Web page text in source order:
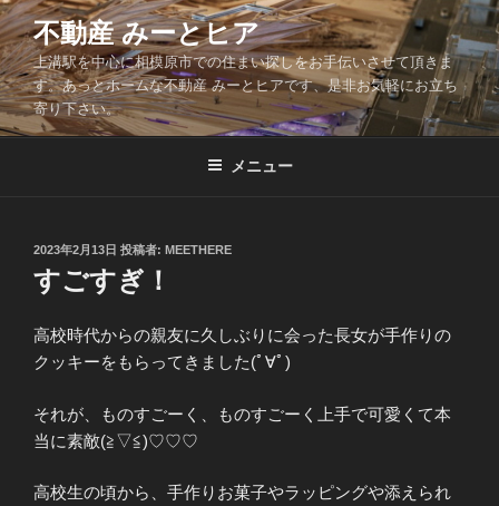
コ
ン
テ
ン
ツ
不動産 みーとヒア
上溝駅を中心に相模原市での住まい探しをお手伝いさせて頂きま
す。あっとホームな不動産 みーとヒアです、是非お気軽にお立ち
寄り下さい。
メニュー
投
日:
2023年2月13日 投稿者: MEETHERE
すごすぎ！
高校時代からの親友に久しぶりに会った長女が手作りの
クッキーをもらってきました(ﾟ∀ﾟ)
それが、ものすごーく、ものすごーく上手で可愛くて本
当に素敵(≧▽≦)♡♡♡
高校生の頃から、手作りお菓子やラッピングや添えられ